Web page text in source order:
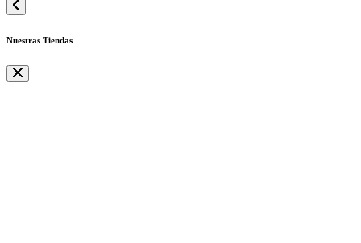
Nuestras Tiendas